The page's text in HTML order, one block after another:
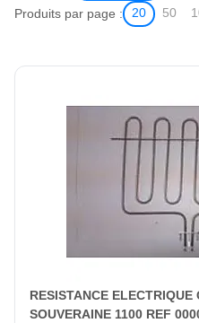
Produits par page : 20 50
RESISTANCE
SOUVERAINE 1100 REF